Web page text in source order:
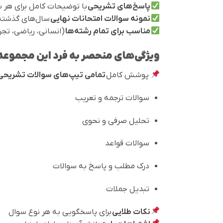
پاسخ‌های تشریحیبا توضیحات کامل برای هر
نمونه سوالات امتحانات نهاییسال‌های
مناسب برای تمام رشته‌ها(انسانی، ریاضی،
ویژگی‌های منحصر به فرد این
پوشش کاملتمامی تیپ‌های سوالات
سوالات ترجمه و تعریب
تحلیل صرفی و نحوی
سوالات قواعد
درک مطلب و پاسخ به سوالات
تبدیل جملات
نکات طلاییبرای پاسخگویی به هر نوع سوال